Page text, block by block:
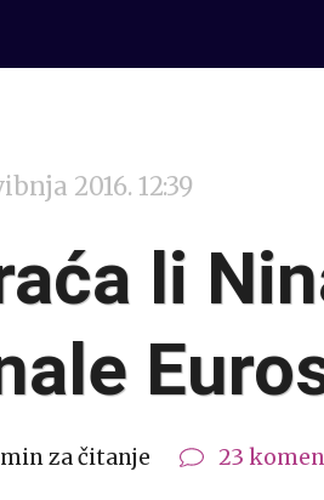
2016. 12:39
li
za čitanje 23